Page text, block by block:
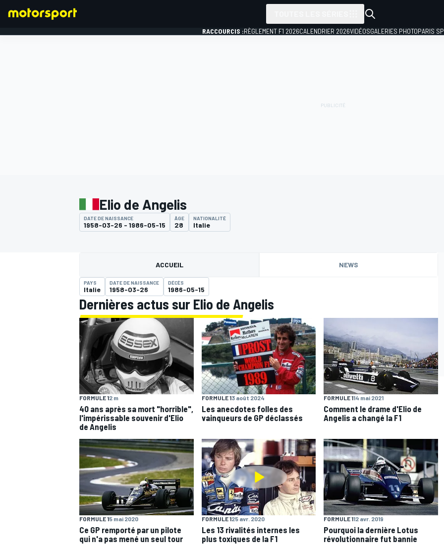
MOTOGP
WRC
RACCOURCIS :RÈGLEMENT F1 2026CALENDRIER 2026VIDÉOSGALERIES PHOTOPARIS
Elio de Angelis
DATE DE NAISSANCE
1958-03-26 - 1986-05-15
ÂGE
28
NATIONALITÉ
Italie
ACCUEIL NEWS
PAYS
Italie
DATE DE NAISSANCE
1958-03-26
DÉCÈS
1986-05-15
Dernières actus sur Elio de Angelis
FORMULE 12 m
40 ans après sa mort "horrible",
l'impérissable souvenir d'Elio
de Angelis
FORMULE 13 août 2024
Les anecdotes folles des
vainqueurs de GP déclassés
FORMULE 114 mai 2021
Comment le drame d'Elio de
Angelis a changé la F1
FORMULE 15 mai 2020
Ce GP remporté par un pilote
qui n'a pas mené un seul tour
FORMULE 125 avr. 2020
Les 13 rivalités internes les
plus toxiques de la F1
FORMULE 112 avr. 2019
Pourquoi la dernière Lotus
révolutionnaire fut bannie